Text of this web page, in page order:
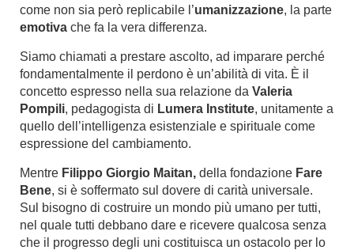
come non sia però replicabile l’umanizzazione, la parte
emotiva che fa la vera differenza.
Siamo chiamati a prestare ascolto, ad imparare perché
fondamentalmente il perdono è un’abilità di vita. È il
concetto espresso nella sua relazione da Valeria
Pompili, pedagogista di Lumera Institute, unitamente a
quello dell’intelligenza esistenziale e spirituale come
espressione del cambiamento.
Mentre Filippo Giorgio Maitan, della fondazione Fare
Bene, si è soffermato sul dovere di carità universale.
Sul bisogno di costruire un mondo più umano per tutti,
nel quale tutti debbano dare e ricevere qualcosa senza
che il progresso degli uni costituisca un ostacolo per lo